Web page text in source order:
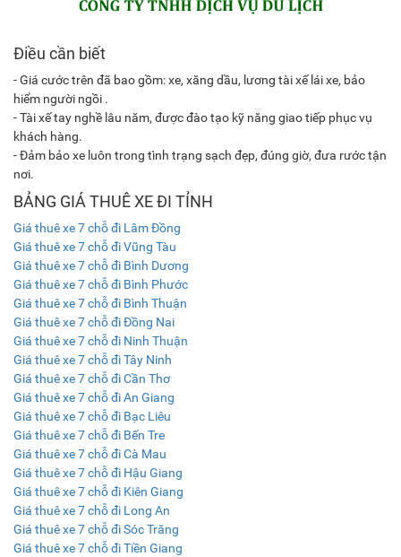
Điều cần biết
- Giá cước trên đã bao gồm: xe, xăng dầu, lương tài xế lái xe, bảo
hiểm người ngồi .
- Tài xế tay nghề lâu năm, được đào tạo kỹ năng giao tiếp phục vụ
khách hàng.
- Đảm bảo xe luôn trong tình trạng sạch đẹp, đúng giờ, đưa rước tận
nơi.
BẢNG GIÁ THUÊ XE ĐI TỈNH
Giá thuê xe 7 chỗ đi Lâm Đồng
Giá thuê xe 7 chỗ đi Vũng Tàu
Giá thuê xe 7 chỗ đi Bình Dương
Giá thuê xe 7 chỗ đi Bình Phước
Giá thuê xe 7 chỗ đi Bình Thuận
Giá thuê xe 7 chỗ đi Đồng Nai
Giá thuê xe 7 chỗ đi Ninh Thuận
Giá thuê xe 7 chỗ đi Tây Ninh
Giá thuê xe 7 chỗ đi Cần Thơ
Giá thuê xe 7 chỗ đi An Giang
Giá thuê xe 7 chỗ đi Bạc Liêu
Giá thuê xe 7 chỗ đi Bến Tre
Giá thuê xe 7 chỗ đi Cà Mau
Giá thuê xe 7 chỗ đi Hậu Giang
Giá thuê xe 7 chỗ đi Kiên Giang
Giá thuê xe 7 chỗ đi Long An
Giá thuê xe 7 chỗ đi Sóc Trăng
Giá thuê xe 7 chỗ đi Tiền Giang